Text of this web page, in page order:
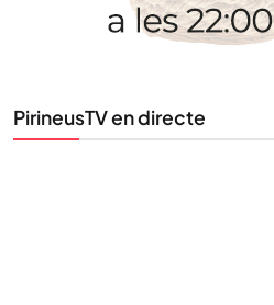
PirineusTV en directe